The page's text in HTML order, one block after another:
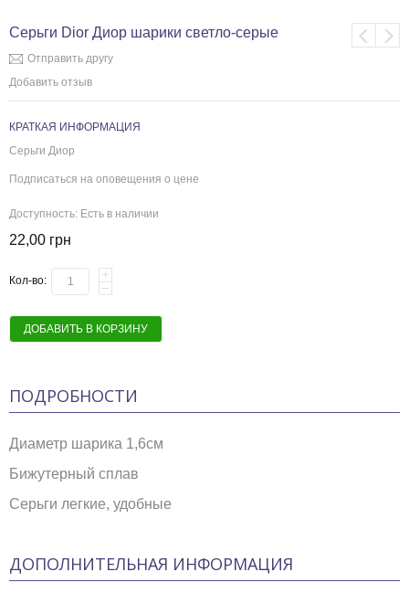
Серьги Dior Диор шарики светло-серые
Отправить другу
Добавить отзыв
КРАТКАЯ ИНФОРМАЦИЯ
Серьги Диор
Подписаться на оповещения о цене
Доступность: Есть в наличии
22,00 грн
Кол-во:
ДОБАВИТЬ В КОРЗИНУ
ПОДРОБНОСТИ
Диаметр шарика 1,6см
Бижутерный сплав
Серьги легкие, удобные
ДОПОЛНИТЕЛЬНАЯ ИНФОРМАЦИЯ